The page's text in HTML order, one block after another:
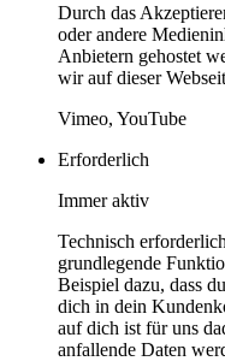
Durch das
oder andere
Anbietern gehostet
wir auf dieser
Vimeo, YouTube
Erforderlich
Immer aktiv
Technisch
grundlegende
Beispiel dazu, dass
dich in dein
auf dich ist für uns
anfallende Daten